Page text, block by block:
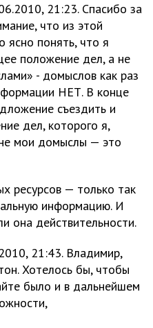
21:23. Спасибо за
что из этой
ясно понять, что я
положение дел, а не
- домыслов как раз
НЕТ. В конце
съездить и
дел, которого я,
мои домыслы — это
ресурсов — только так
информацию. И
она действительности.
21:43. Владимир,
Хотелось бы, чтобы
было и в дальнейшем